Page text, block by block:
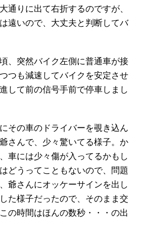
通りに出て右折するのですが、
遠いので、大丈夫と判断してバ
、突然バイク左側に普通車が接
つも減速してバイクを安定させ
して前の信号手前で停車しまし
その車のドライバーを覗き込ん
さんで、少々驚いてる様子。か
車には少々傷が入ってるかもし
どうってこともないので、問題
爺さんにオッケーサインを出し
た様子だったので、そのまま交
の時間はほんの数秒・・・の出